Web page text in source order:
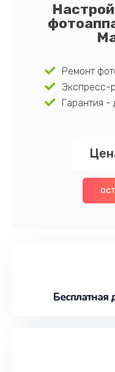
Ремонт
Экспресс-
Гарантия -
Бесплатная